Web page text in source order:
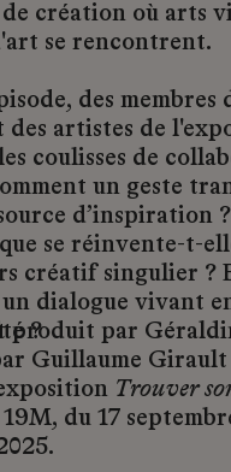
création où arts
se rencontrent.
des membres
artistes de
coulisses de
un geste
d’inspiration
se réinvente-t-
créatif singulier ?
dialogue vivant
?
produit par
Guillaume Girault
Trouver
19M, du 17